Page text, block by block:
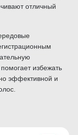
отличный
избежать
эффективной и